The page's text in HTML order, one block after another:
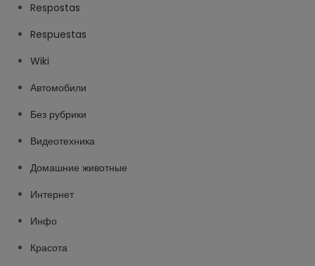
Respostas
Respuestas
Wiki
Автомобили
Без рубрики
Видеотехника
Домашние животные
Интернет
Инфо
Красота